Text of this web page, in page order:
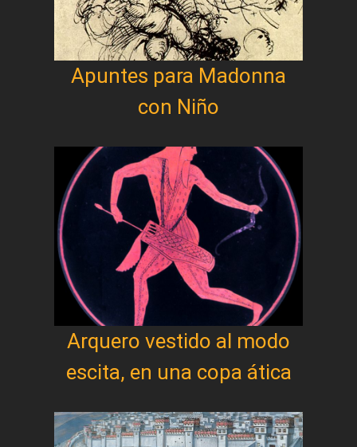
Apuntes para Madonna
con Niño
Arquero vestido al modo
escita, en una copa ática